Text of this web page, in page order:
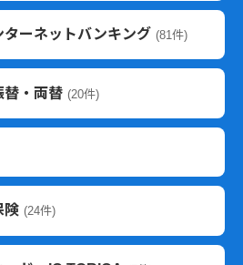
ターネットバンキング (81件)
替・両替 (20件)
険 (24件)